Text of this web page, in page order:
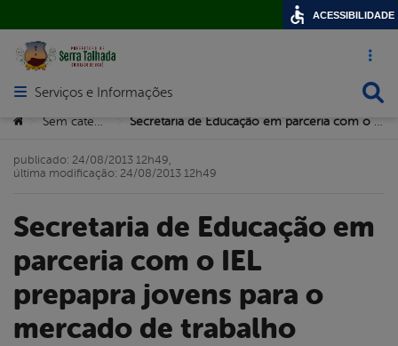
Acesso
Abrir menu principal de navegação
Serviços e Informações
Você está aqui:
> >
Secretaria de Educação em
parceria com o IEL
prepapra jovens para o
mercado de trabalho
publicado: 24/08/2013 12h49,
última modificação: 24/08/2013 12h49
ACESSIBILIDADE